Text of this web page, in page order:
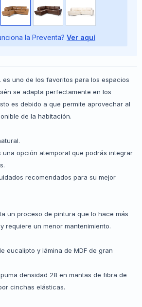
la Preventa? Ver aquí
es uno de los favoritos para los espacios
se adapta perfectamente en los
es debido a que permite aprovechar al
de la habitación.
una opción atemporal que podrás integrar
recomendados para su mejor
un proceso de pintura que lo hace más
requiere un menor mantenimiento.
eucalipto y lámina de MDF de gran
densidad 28 en mantas de fibra de
cinchas elásticas.